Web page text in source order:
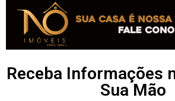
Receba Informações
Sua Mão